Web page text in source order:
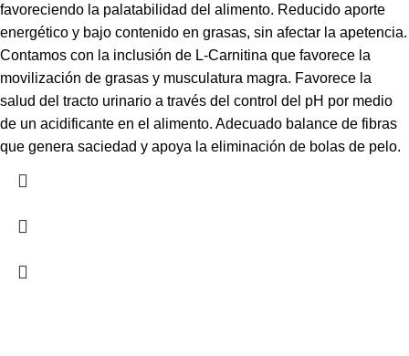
favoreciendo la palatabilidad del alimento. Reducido aporte
energético y bajo contenido en grasas, sin afectar la apetencia.
Contamos con la inclusión de L-Carnitina que favorece la
movilización de grasas y musculatura magra. Favorece la
salud del tracto urinario a través del control del pH por medio
de un acidificante en el alimento. Adecuado balance de fibras
que genera saciedad y apoya la eliminación de bolas de pelo.